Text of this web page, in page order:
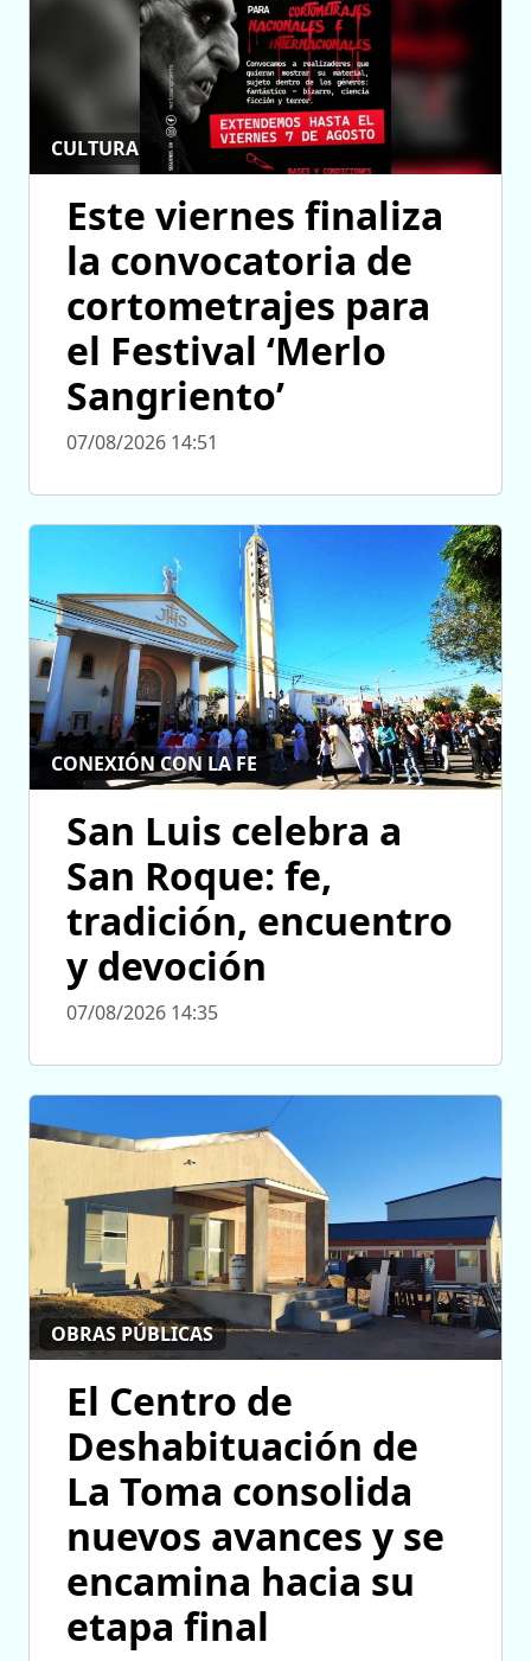
CULTURA
Este viernes finaliza
la convocatoria de
cortometrajes para
el Festival ‘Merlo
Sangriento’
07/08/2026 14:51
CONEXIÓN CON LA FE
San Luis celebra a
San Roque: fe,
tradición, encuentro
y devoción
07/08/2026 14:35
OBRAS PÚBLICAS
El Centro de
Deshabituación de
La Toma consolida
nuevos avances y se
encamina hacia su
etapa final